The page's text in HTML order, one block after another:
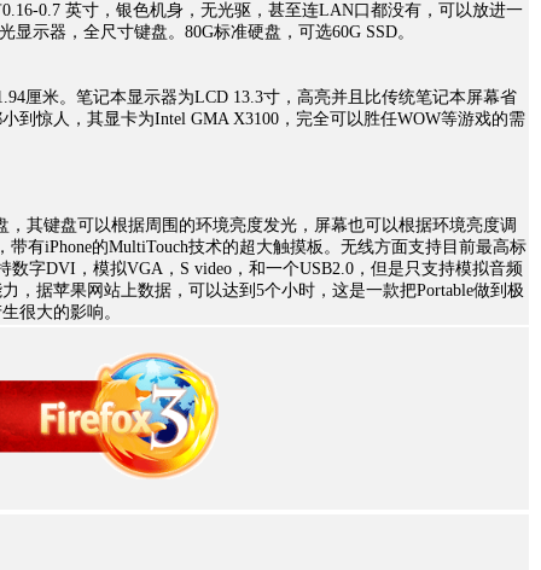
0.7 英寸，银色机身，无光驱，甚至连LAN口都没有，可以放进一
示器，全尺寸键盘。80G标准硬盘，可选60G SSD。
厘米。笔记本显示器为LCD 13.3寸，高亮并且比传统笔记本屏幕省
到惊人，其显卡为Intel GMA X3100，完全可以胜任WOW等游戏的需
，其键盘可以根据周围的环境亮度发光，屏幕也可以根据环境亮度调
带有iPhone的MultiTouch技术的超大触摸板。无线方面支持目前最高标
数字DVI，模拟VGA，S video，和一个USB2.0，但是只支持模拟音频
，据苹果网站上数据，可以达到5个小时，这是一款把Portable做到极
很大的影响。